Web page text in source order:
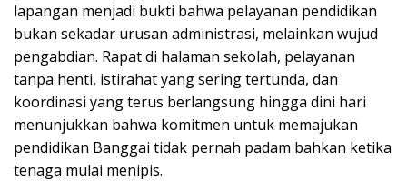
lapangan menjadi bukti bahwa pelayanan pendidikan
bukan sekadar urusan administrasi, melainkan wujud
pengabdian. Rapat di halaman sekolah, pelayanan
tanpa henti, istirahat yang sering tertunda, dan
koordinasi yang terus berlangsung hingga dini hari
menunjukkan bahwa komitmen untuk memajukan
pendidikan Banggai tidak pernah padam bahkan ketika
tenaga mulai menipis.